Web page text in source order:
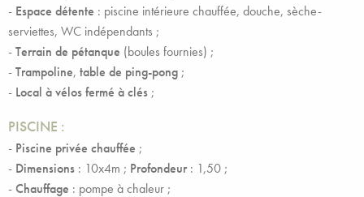
- Espace détente : piscine intérieure chauffée, douche, sèche-
serviettes, WC indépendants ;
-Terrain de pétanque (boules fournies) ;
-Trampoline, table de ping-pong ;
- Local à vélos fermé à clés ;
PISCINE :
- Piscine privée chauffée ;
- Dimensions : 10x4m ; Profondeur: 1,50 ;
-Chauffage : pompe à chaleur ;